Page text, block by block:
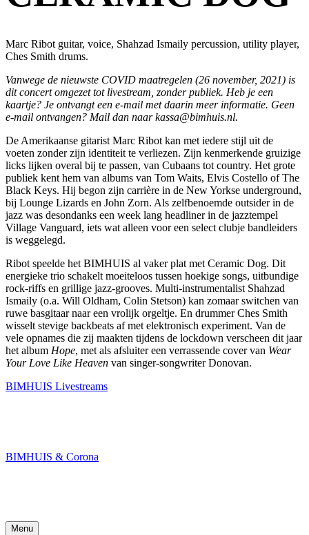
Marc Ribot guitar, voice, Shahzad Ismaily percussion, utility player,
Ches Smith drums.
Vanwege de nieuwste COVID maatregelen (26 november, 2021) is
dit concert omgezet tot livestream, zonder publiek. Heb je een
kaartje? Je ontvangt een e-mail met daarin meer informatie. Geen
e-mail ontvangen? Mail dan naar kassa@bimhuis.nl.
De Amerikaanse gitarist Marc Ribot kan met iedere stijl uit de
voeten zonder zijn identiteit te verliezen. Zijn kenmerkende gruizige
licks lijken overal bij te passen, van Cubaans tot country. Het grote
publiek kent hem van albums van Tom Waits, Elvis Costello of The
Black Keys. Hij begon zijn carrière in de New Yorkse underground,
bij Lounge Lizards en John Zorn. Als zelfbenoemde outsider in de
jazz was desondanks een week lang headliner in de jazztempel
Village Vanguard, iets wat alleen voor een select clubje bandleiders
is weggelegd.
Ribot speelde het BIMHUIS al vaker plat met Ceramic Dog. Dit
energieke trio schakelt moeiteloos tussen hoekige songs, uitbundige
rock-riffs en grillige jazz-grooves. Multi-instrumentalist Shahzad
Ismaily (o.a. Will Oldham, Colin Stetson) kan zomaar switchen van
ruwe basgitaar naar een vrolijk orgeltje. En drummer Ches Smith
wisselt stevige backbeats af met elektronisch experiment. Van de
vele opnames die zij maakten tijdens de lockdown verscheen dit jaar
het album Hope, met als afsluiter een verrassende cover van Wear
Your Love Like Heaven van singer-songwriter Donovan.
BIMHUIS Livestreams
BIMHUIS & Corona
Menu